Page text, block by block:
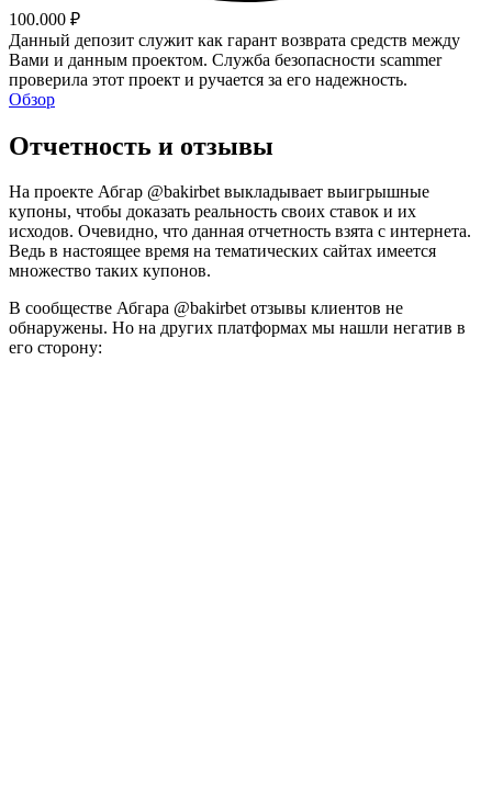
100.000 ₽
Данный депозит служит как гарант возврата средств между
Вами и данным проектом. Служба безопасности scammer
проверила этот проект и ручается за его надежность.
Обзор
Отчетность и отзывы
На проекте Абгар @bakirbet выкладывает выигрышные
купоны, чтобы доказать реальность своих ставок и их
исходов. Очевидно, что данная отчетность взята с интернета.
Ведь в настоящее время на тематических сайтах имеется
множество таких купонов.
В сообществе Абгара @bakirbet отзывы клиентов не
обнаружены. Но на других платформах мы нашли негатив в
его сторону: